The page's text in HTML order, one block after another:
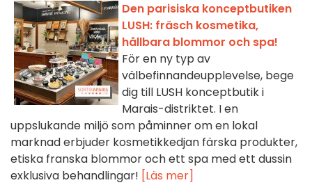
Den parisiska konceptbutiken
LUSH: fräsch kosmetika,
hållbara blommor och spa!
För en ny typ av
välbefinnandeupplevelse, bege
dig till LUSH konceptbutik i
Marais-distriktet. I en
uppslukande miljö som påminner om en lokal
marknad erbjuder kosmetikkedjan färska produkter,
etiska franska blommor och ett spa med ett dussin
exklusiva behandlingar! [Läs mer]